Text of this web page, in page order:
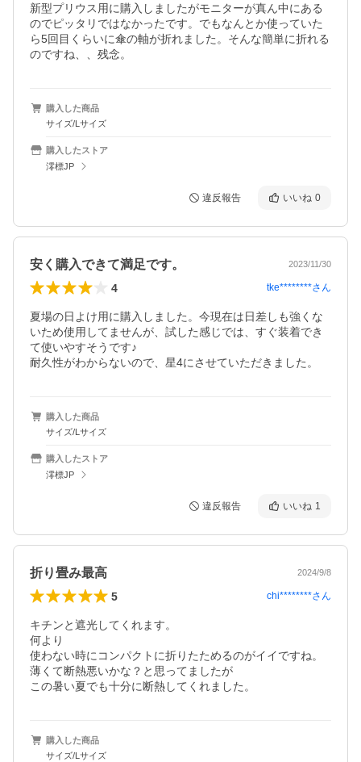
新型プリウス用に購入しましたがモニターが真ん中にある
のでピッタリではなかったです。でもなんとか使っていた
ら5回目くらいに傘の軸が折れました。そんな簡単に折れる
購入した商品
サイズ/Lサイズ
購入したストア
澪標JP
違反報告 いいね 0
安く購入できて満足です。 2023/11/30
4 tke********さん
夏場の日よけ用に購入しました。今現在は日差しも強くな
いため使用してませんが、試した感じでは、すぐ装着でき
て使いやすそうです♪
耐久性がわからないので、星4にさせていただきました。
購入した商品
サイズ/Lサイズ
購入したストア
澪標JP
違反報告 いいね 1
折り畳み最高 2024/9/8
5 chi********さん
キチンと遮光してくれます。
何より
使わない時にコンパクトに折りたためるのがイイですね。
薄くて断熱悪いかな？と思ってましたが
この暑い夏でも十分に断熱してくれました。
購入した商品
サイズ/Lサイズ